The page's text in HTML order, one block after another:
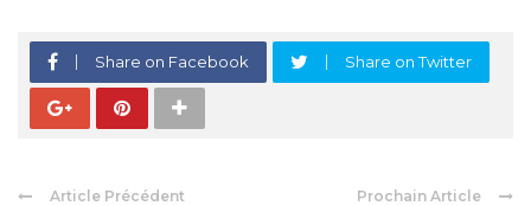
Share on Facebook Share on Twitter
Article Précédent Prochain Article